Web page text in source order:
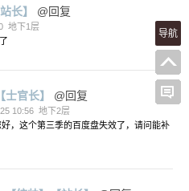
站长】 @回复
地下1层
【士官长】 @回复
10:56 地下2层
好，这个第三季的百度盘失效了，请问能补
导航